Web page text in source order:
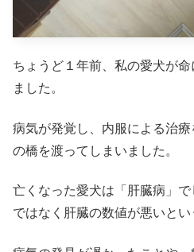
ちょうど１年前、私の愛犬が
ました。
病気が発覚し、内服による治
の橋を渡ってしまいました。
亡くなった愛犬は「肝臓病」
ではなく肝臓の数値が悪いとい